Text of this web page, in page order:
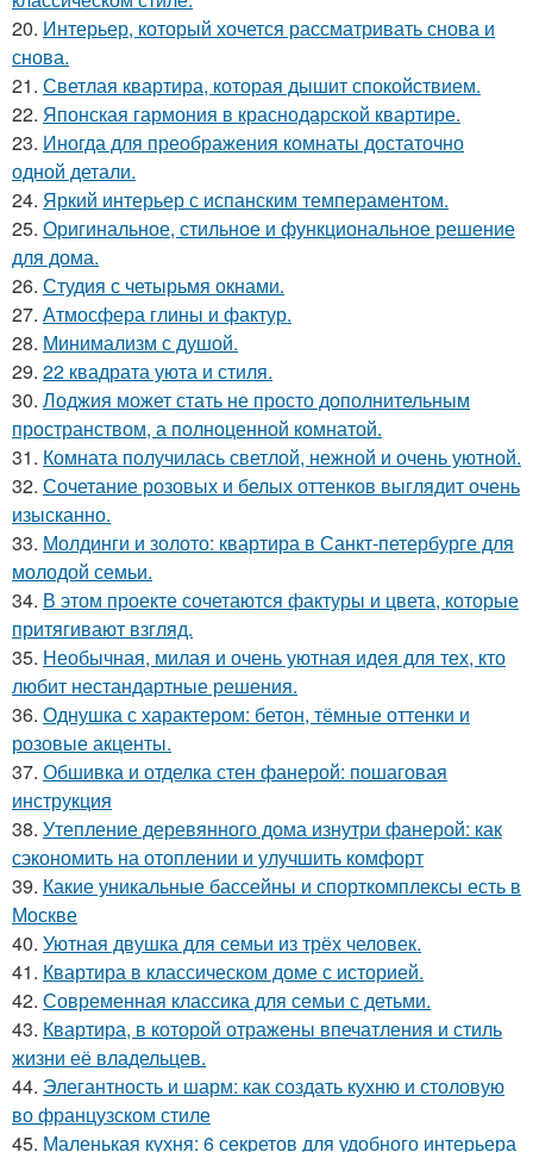
20. Интерьер, который хочется рассматривать снова и
снова.
21. Светлая квартира, которая дышит спокойствием.
22. Японская гармония в краснодарской квартире.
23. Иногда для преображения комнаты достаточно
одной детали.
24. Яркий интерьер с испанским темпераментом.
25. Оригинальное, стильное и функциональное решение
для дома.
26. Студия с четырьмя окнами.
27. Атмосфера глины и фактур.
28. Минимализм с душой.
29. 22 квадрата уюта и стиля.
30. Лоджия может стать не просто дополнительным
пространством, а полноценной комнатой.
31. Комната получилась светлой, нежной и очень уютной.
32. Сочетание розовых и белых оттенков выглядит очень
изысканно.
33. Молдинги и золото: квартира в Санкт-петербурге для
молодой семьи.
34. В этом проекте сочетаются фактуры и цвета, которые
притягивают взгляд.
35. Необычная, милая и очень уютная идея для тех, кто
любит нестандартные решения.
36. Однушка с характером: бетон, тёмные оттенки и
розовые акценты.
37. Обшивка и отделка стен фанерой: пошаговая
инструкция
38. Утепление деревянного дома изнутри фанерой: как
сэкономить на отоплении и улучшить комфорт
39. Какие уникальные бассейны и спорткомплексы есть в
Москве
40. Уютная двушка для семьи из трёх человек.
41. Квартира в классическом доме с историей.
42. Современная классика для семьи с детьми.
43. Квартира, в которой отражены впечатления и стиль
жизни её владельцев.
44. Элегантность и шарм: как создать кухню и столовую
во французском стиле
45. Маленькая кухня: 6 секретов для удобного интерьера